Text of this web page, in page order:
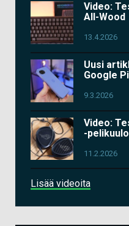
Video:
All-Wood
13.4.2026
Uusi
Google
9.3.2026
Video:
-
11.2.2026
Lisää videoita